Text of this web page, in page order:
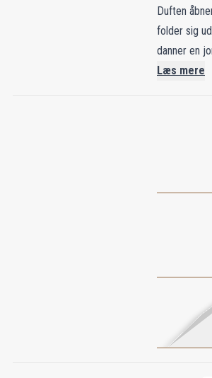
Duften
folder sig
danner en
Læs mere